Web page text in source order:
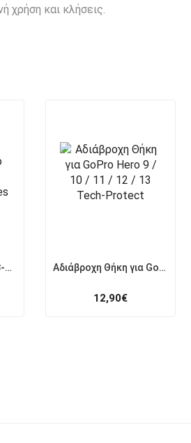
χρήση και κλήσεις.
Insta360 Ace series 3-prong to 1/4″ adapter Insta360 Ace series 3-prong to 1 Αδιάβροχη Θήκη για GoPro Hero 9 / 10 / 11 / 12 / 13 Tech-Protect
12,90€